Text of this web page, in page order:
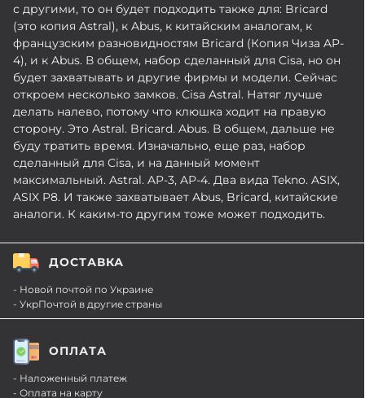
с другими, то он будет подходить также для: Bricard
(это копия Astral), к Abus, к китайским аналогам, к
французским разновидностям Bricard (Копия Чиза AP-
4), и к Abus. В общем, набор сделанный для Cisa, но он
будет захватывать и другие фирмы и модели. Сейчас
откроем несколько замков. Cisa Astral. Натяг лучше
делать налево, потому что клюшка ходит на правую
сторону. Это Astral. Bricard. Abus. В общем, дальше не
буду тратить время. Изначально, еще раз, набор
сделанный для Cisa, и на данный момент
максимальный. Astral. AP-3, AP-4. Два вида Tekno. ASIX,
ASIX P8. И также захватывает Abus, Bricard, китайские
аналоги. К каким-то другим тоже может подходить.
ДОСТАВКА
- Новой почтой по Украине
- УкрПочтой в другие страны
ОПЛАТА
- Наложенный платеж
- Оплата на карту